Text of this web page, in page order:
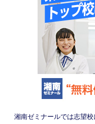
湘南ゼミナールでは志望